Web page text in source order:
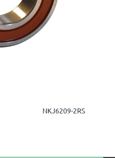
i favoriter
NKJ6209-2RS